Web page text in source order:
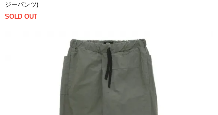
ジーパンツ)
SOLD OUT